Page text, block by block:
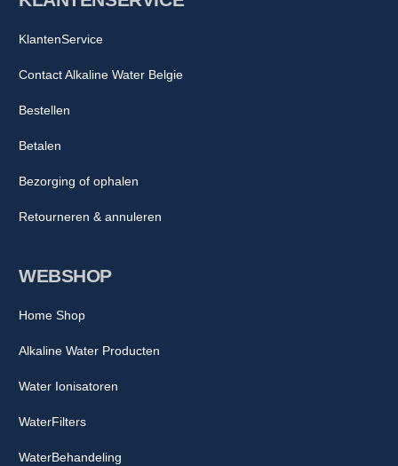
WEBSHOP
Home Shop
Alkaline Water Producten
Water Ionisatoren
WaterFilters
WaterBehandeling
KlantenService
Contact Alkaline Water Belgie
Bestellen
Betalen
Bezorging of ophalen
Retourneren & annuleren